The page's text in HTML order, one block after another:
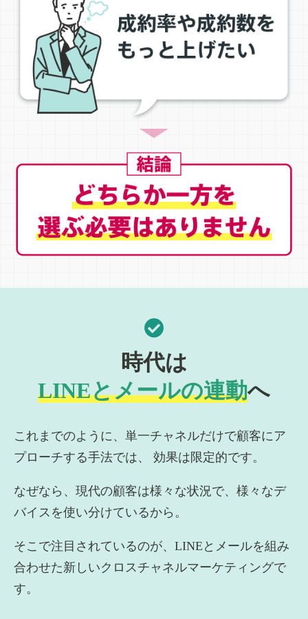
時代は
LINEとメールの連動へ
これまでのように、単一チャネルだけで顧客にア
プローチする手法では、 効果は限定的です。
なぜなら、現代の顧客は様々な状況で、様々なデ
バイスを使い分けているから。
そこで注目されているのが、LINEとメールを組み
合わせた新しいクロスチャネルマーケティングで
す。